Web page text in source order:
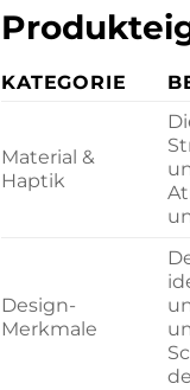
KATEGORIE
Material &
Haptik
Design-
Merkmale